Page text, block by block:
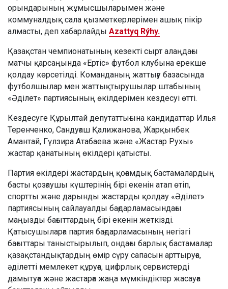
орындарының жұмысшыларымен және
коммуналдық сала қызметкерлерімен ашық пікір
алмасты, деп хабарлайды Azattyq Rýhy.
Қазақстан чемпионатының кезекті сырт алаңдағы
матчы қарсаңында «Ертіс» футбол клубына ерекше
қолдау көрсетілді. Команданың жаттығу базасында
футболшылар мен жаттықтырушылар штабының
«Әділет» партиясының өкілдерімен кездесуі өтті.
Кездесуге Құрылтай депутаттығына кандидаттар Илья
Теренченко, Сандуғаш Қалижанова, Жарқынбек
Амантай, Гүлзира Атабаева және «Жастар Рухы»
жастар қанатының өкілдері қатысты.
Партия өкілдері жастардың қоғамдық бастамалардың
басты қозғаушы күштерінің бірі екенін атап өтіп,
спортты және дарынды жастарды қолдау «Әділет»
партиясының сайлауалды бағдарламасындағы
маңызды бағыттардың бірі екенін жеткізді.
Қатысушыларға партия бағдарламасының негізгі
бағыттары таныстырылып, ондағы барлық бастамалар
қазақстандықтардың өмір сүру сапасын арттыруға,
әділетті мемлекет құруға, цифрлық сервистерді
дамытуға және жастарға жаңа мүмкіндіктер жасауға